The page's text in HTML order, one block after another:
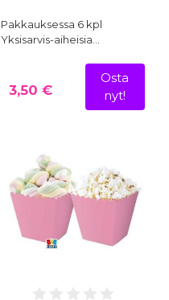
Pakkauksessa 6 kpl
Yksisarvis-aiheisia…
3,50 €
Osta
nyt!